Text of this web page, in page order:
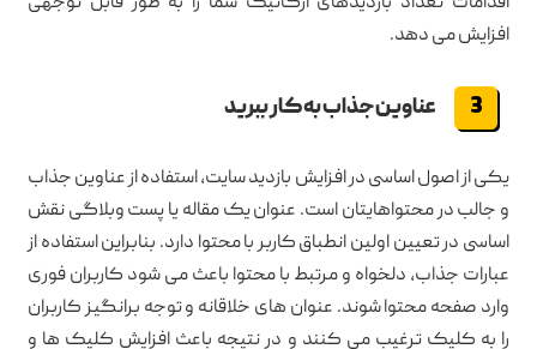
افزایش می دهد.
عناوین جذاب به کار ببرید
یکی از اصول اساسی در افزایش بازدید سایت، استفاده از عناوین جذاب
و جالب در محتواهایتان است. عنوان یک مقاله یا پست وبلاگی نقش
اساسی در تعیین اولین انطباق کاربر با محتوا دارد. بنابراین استفاده از
عبارات جذاب، دلخواه و مرتبط با محتوا باعث می شود کاربران فوری
وارد صفحه محتوا شوند. عنوان های خلاقانه و توجه برانگیز کاربران
را به کلیک ترغیب می کنند و در نتیجه باعث افزایش کلیک ها و